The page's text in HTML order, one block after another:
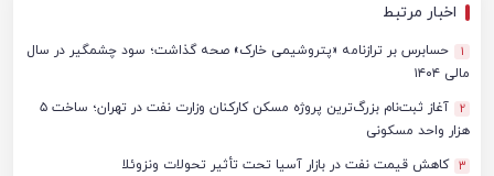
اخبار مرتبط
1
حسابرس بر ترازنامه «پتروشیمی خارک» صحه گذاشت؛ سود چشمگیر در سال
مالی ۱۴۰۴
2
آغاز ثبت‌نام بزرگ‌ترین پروژه مسکن کارکنان وزارت نفت در تهران؛ ساخت ۵
هزار واحد مسکونی
3 کاهش قیمت نفت در بازار آسیا تحت تأثیر تحولات ونزوئلا